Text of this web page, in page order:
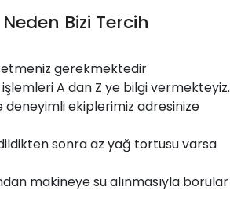
Bizi Tercih
etmeniz gerekmektedir
A dan Z ye bilgi vermekteyiz.
deneyimli ekiplerimiz adresinize
sonra az yağ tortusu varsa
makineye su alınmasıyla borular